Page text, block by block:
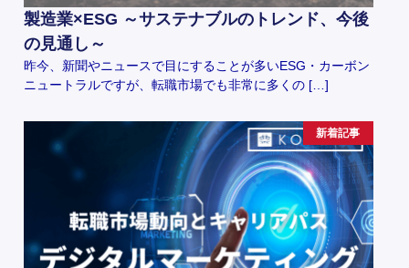
製造業×ESG ～サステナブルのトレンド、今後
の見通し～
昨今、新聞やニュースで目にすることが多いESG・カーボン
ニュートラルですが、転職市場でも非常に多くの […]
新着記事